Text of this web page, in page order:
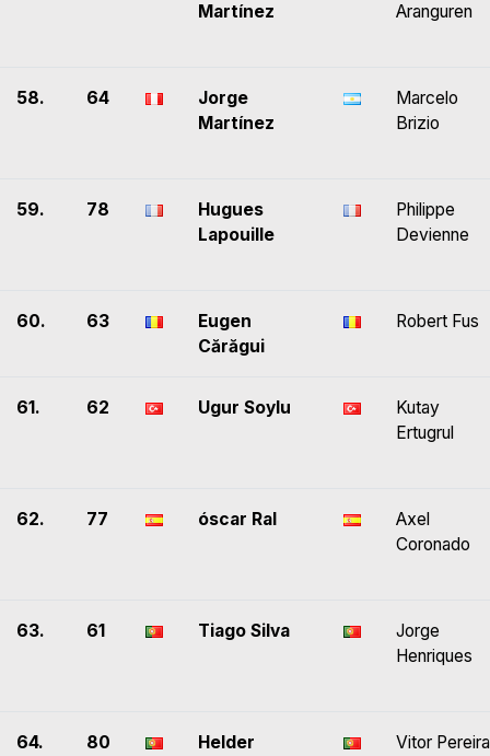
Martínez
Aranguren
58. 64
Jorge
Martínez
Marcelo
Brizio
59. 78
Hugues
Lapouille
Philippe
Devienne
60. 63
Eugen
Cărăgui
Robert Fus
61. 62 Ugur Soylu
Kutay
Ertugrul
62. 77 óscar Ral
Axel
Coronado
63. 61 Tiago Silva
Jorge
Henriques
64. 80
Helder
Vitor Pereira